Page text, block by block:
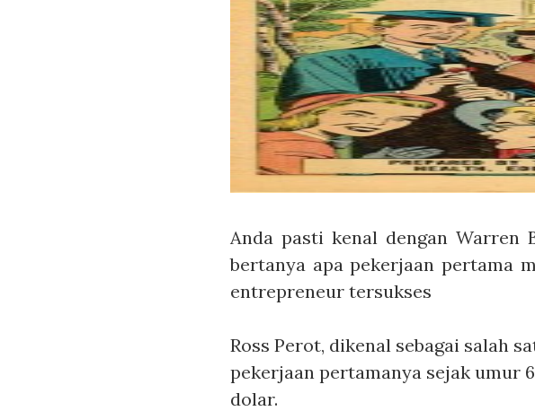
Anda pasti kenal dengan Warren
bertanya apa pekerjaan pertama
entrepreneur tersukses
Ross Perot, dikenal sebagai salah
pekerjaan pertamanya sejak umur
dolar.